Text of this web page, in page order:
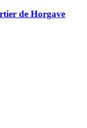
de Horgave